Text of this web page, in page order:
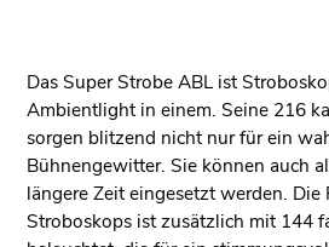
Das Super Strobe ABL ist
Ambientlight in einem. Seine 216
sorgen blitzend nicht nur für ein
Bühnengewitter. Sie können auch
längere Zeit eingesetzt werden.
Stroboskops ist zusätzlich mit 144